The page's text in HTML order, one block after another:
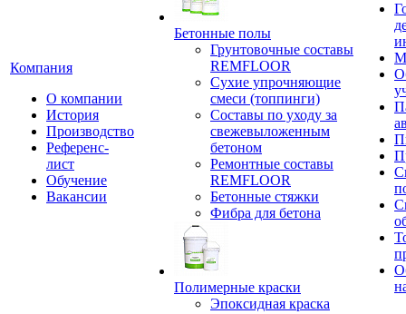
Компания
О компании
История
Производство
Референс-
лист
Обучение
Вакансии
Бетонные полы
Грунтовочные составы
REMFLOOR
Сухие упрочняющие
смеси (топпинги)
Составы по уходу за
свежевыложенным
бетоном
Ремонтные составы
REMFLOOR
Бетонные стяжки
Фибра для бетона
Полимерные краски
Эпоксидная краска